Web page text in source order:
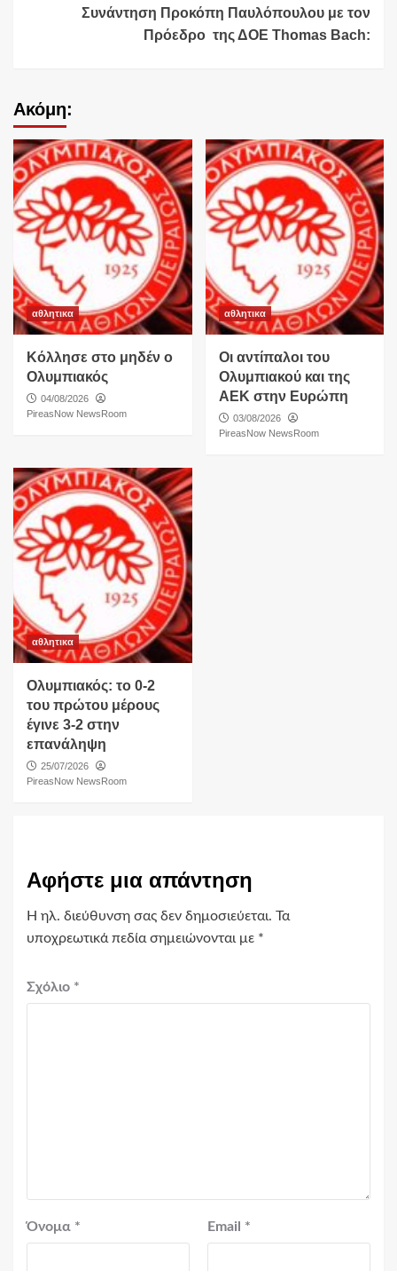
Συνάντηση Προκόπη Παυλόπουλου με τον
Πρόεδρο της ΔΟΕ Thomas Bach:
Ακόμη:
αθλητικα
Κόλλησε στο μηδέν ο
Ολυμπιακός
04/08/2026
PireasNow NewsRoom
αθλητικα
Οι αντίπαλοι του
Ολυμπιακού και της
ΑΕΚ στην Ευρώπη
03/08/2026
PireasNow NewsRoom
αθλητικα
Ολυμπιακός: το 0-2
του πρώτου μέρους
έγινε 3-2 στην
επανάληψη
25/07/2026
PireasNow NewsRoom
Αφήστε μια απάντηση
Η ηλ. διεύθυνση σας δεν δημοσιεύεται. Τα
υποχρεωτικά πεδία σημειώνονται με *
Σχόλιο *
Όνομα * Email *